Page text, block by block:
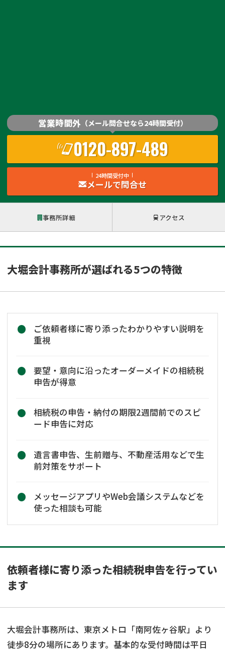
営業時間外 （メール問合せなら24時間受付）
0120-897-489
24時間受付中
メールで問合せ
事務所詳細 アクセス
大堀会計事務所が選ばれる5つの特徴
ご依頼者様に寄り添ったわかりやすい説明を
重視
要望・意向に沿ったオーダーメイドの相続税
申告が得意
相続税の申告・納付の期限2週間前でのスピ
ード申告に対応
遺言書申告、生前贈与、不動産活用などで生
前対策をサポート
メッセージアプリやWeb会議システムなどを
使った相談も可能
依頼者様に寄り添った相続税申告を行ってい
ます
大堀会計事務所は、東京メトロ「南阿佐ヶ谷駅」より
徒歩8分の場所にあります。基本的な受付時間は平日